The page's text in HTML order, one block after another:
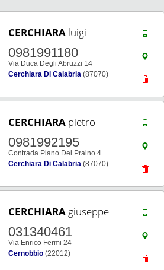
CERCHIARA luigi
0981991180
Via Duca Degli Abruzzi 14
Cerchiara Di Calabria (87070)
CERCHIARA pietro
0981992195
Contrada Piano Del Praino 4
Cerchiara Di Calabria (87070)
CERCHIARA giuseppe
031340461
Via Enrico Fermi 24
Cernobbio (22012)